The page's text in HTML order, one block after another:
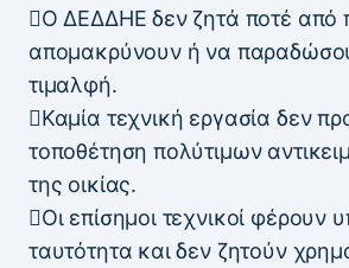
Ο ΔΕΔΔΗΕ δεν ζητά ποτέ από
απομακρύνουν ή να
τιμαλφή.
Καμία τεχνική εργασία δεν
τοποθέτηση πολύτιμων
της οικίας.
Οι επίσημοι τεχνικοί φέρουν
ταυτότητα και δεν ζητούν